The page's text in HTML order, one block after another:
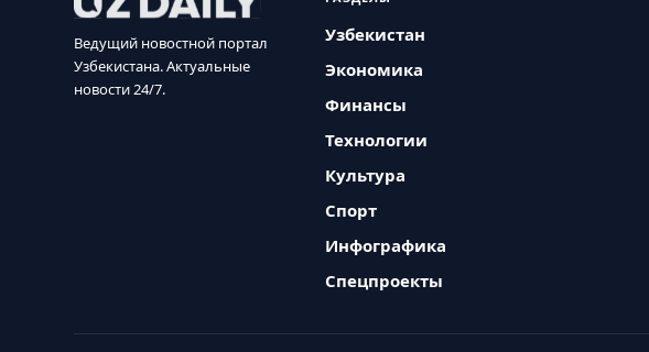
Ведущий новостной портал
Узбекистана. Актуальные
новости 24/7.
Узбекистан
Экономика
Финансы
Технологии
Культура
Спорт
Инфографика
Спецпроекты